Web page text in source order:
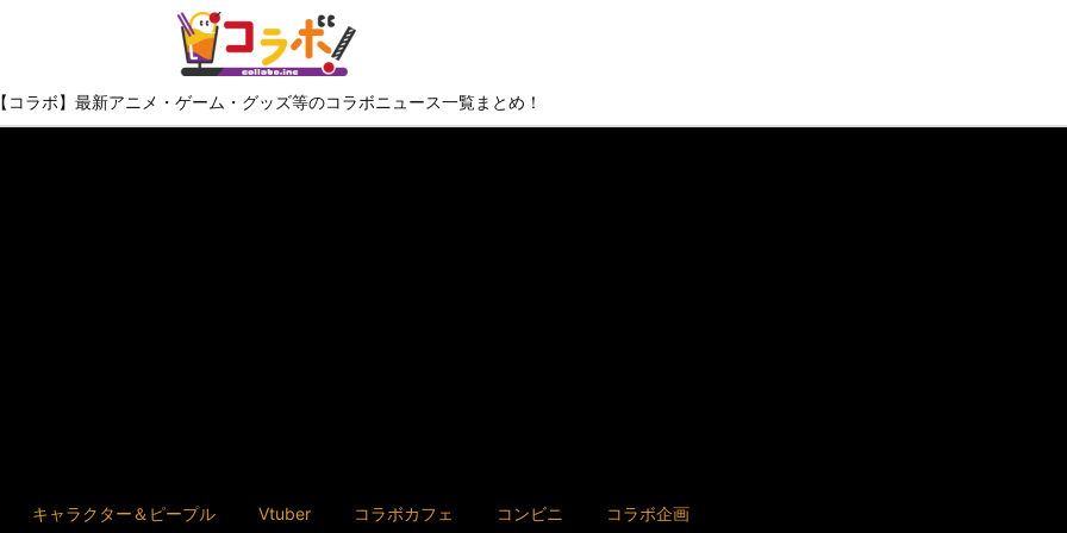
【コラボ】最新アニメ・ゲーム・グッズ等のコラボニュース一覧まとめ！
キャラクター＆ピープル Vtuber コラボカフェ コンビニ コラボ企画